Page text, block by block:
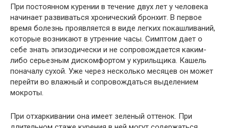
При постоянном курении в течение двух лет у человека
начинает развиваться хронический бронхит. В первое
время болезнь проявляется в виде легких покашливаний,
которые возникают в утренние часы. Симптом дает о
себе знать эпизодически и не сопровождается каким-
либо серьезным дискомфортом у курильщика. Кашель
поначалу сухой. Уже через несколько месяцев он может
перейти во влажный и сопровождаться выделением
мокроты.
При отхаркивании она имеет зеленый оттенок. При